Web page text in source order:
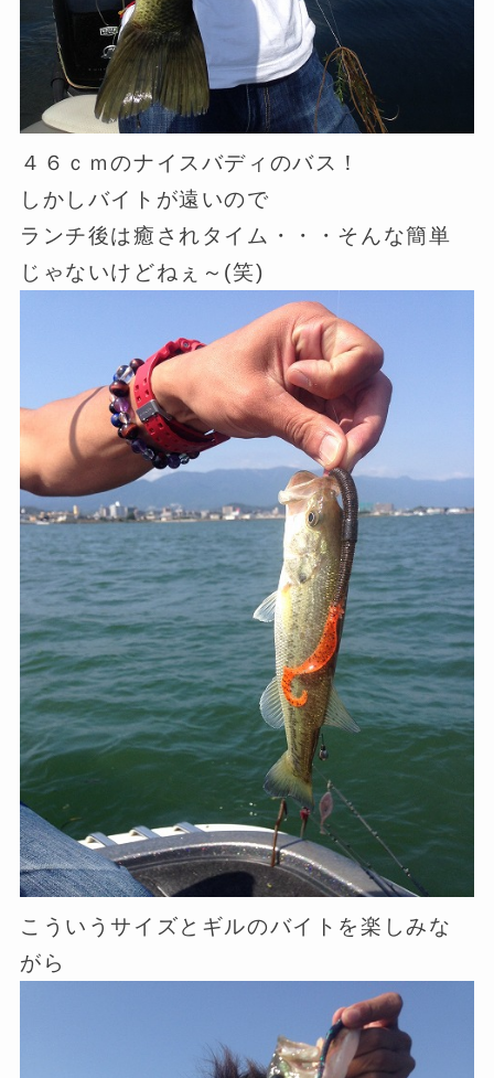
４６ｃｍのナイスバディのバス！
しかしバイトが遠いので
ランチ後は癒されタイム・・・そんな簡単
じゃないけどねぇ～(笑)
こういうサイズとギルのバイトを楽しみな
がら